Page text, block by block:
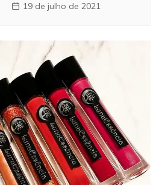
19 de julho de 2021